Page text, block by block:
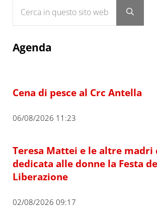
Submit
Agenda
Cena di pesce al Crc Antella
06/08/2026 11:23
Teresa Mattei e le altre
dedicata alle donne la Festa
Liberazione
02/08/2026 09:17